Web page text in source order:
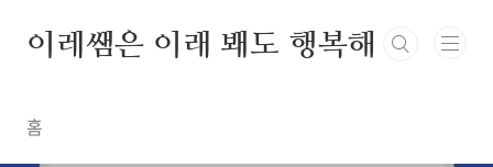
이레쌤은 이래 봬도 행복해
홈